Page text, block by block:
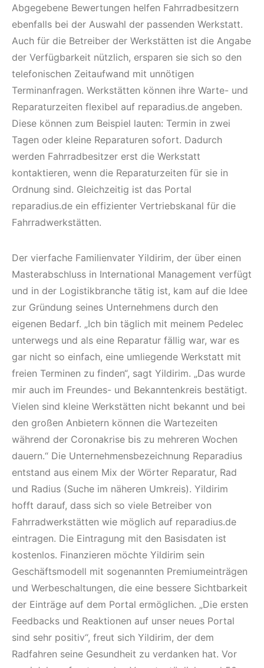
Abgegebene Bewertungen helfen Fahrradbesitzern
ebenfalls bei der Auswahl der passenden Werkstatt.
Auch für die Betreiber der Werkstätten ist die Angabe
der Verfügbarkeit nützlich, ersparen sie sich so den
telefonischen Zeitaufwand mit unnötigen
Terminanfragen. Werkstätten können ihre Warte- und
Reparaturzeiten flexibel auf reparadius.de angeben.
Diese können zum Beispiel lauten: Termin in zwei
Tagen oder kleine Reparaturen sofort. Dadurch
werden Fahrradbesitzer erst die Werkstatt
kontaktieren, wenn die Reparaturzeiten für sie in
Ordnung sind. Gleichzeitig ist das Portal
reparadius.de ein effizienter Vertriebskanal für die
Fahrradwerkstätten.
Der vierfache Familienvater Yildirim, der über einen
Masterabschluss in International Management verfügt
und in der Logistikbranche tätig ist, kam auf die Idee
zur Gründung seines Unternehmens durch den
eigenen Bedarf. „Ich bin täglich mit meinem Pedelec
unterwegs und als eine Reparatur fällig war, war es
gar nicht so einfach, eine umliegende Werkstatt mit
freien Terminen zu finden“, sagt Yildirim. „Das wurde
mir auch im Freundes- und Bekanntenkreis bestätigt.
Vielen sind kleine Werkstätten nicht bekannt und bei
den großen Anbietern können die Wartezeiten
während der Coronakrise bis zu mehreren Wochen
dauern.“ Die Unternehmensbezeichnung Reparadius
entstand aus einem Mix der Wörter Reparatur, Rad
und Radius (Suche im näheren Umkreis). Yildirim
hofft darauf, dass sich so viele Betreiber von
Fahrradwerkstätten wie möglich auf reparadius.de
eintragen. Die Eintragung mit den Basisdaten ist
kostenlos. Finanzieren möchte Yildirim sein
Geschäftsmodell mit sogenannten Premiumeinträgen
und Werbeschaltungen, die eine bessere Sichtbarkeit
der Einträge auf dem Portal ermöglichen. „Die ersten
Feedbacks und Reaktionen auf unser neues Portal
sind sehr positiv“, freut sich Yildirim, der dem
Radfahren seine Gesundheit zu verdanken hat. Vor